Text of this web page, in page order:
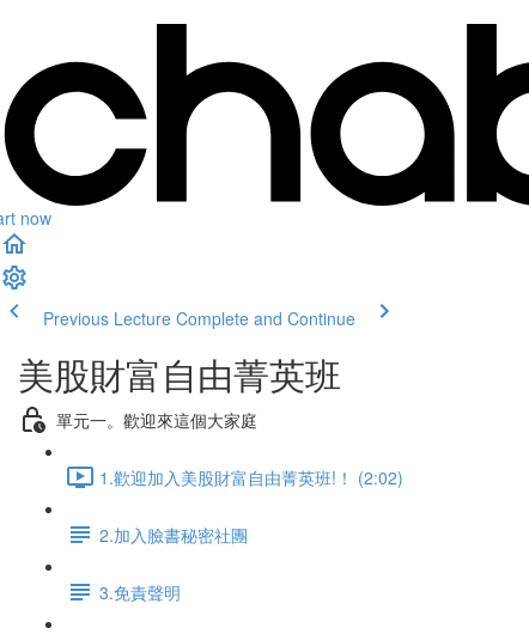
now
Previous Lecture Complete and Continue
美股財富自由菁英班
單元一。歡迎來這個大家庭
1.歡迎加入美股財富自由菁英班!！ (2:02)
2.加入臉書秘密社團
3.免責聲明